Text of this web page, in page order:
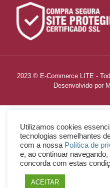
2023 © E-Commerce LITE -
Desenvolvido por
Utilizamos cookies
tecnologias semelhantes
com a nossa Política de
e, ao continuar
concorda com estas
ACEITAR